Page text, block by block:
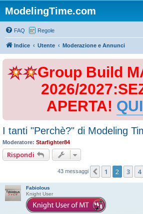
ModelingTime.com
FAQ Regole
Indice Utente Moderazione e Annunci
Group Build
2026/
APERTA!
I tanti "Perchè?" di Modeling
Moderatore: Starfighter84
Rispondi
43 messaggi Precedente
1 2 3 4
Fabiolous
Knight User